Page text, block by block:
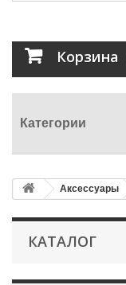
Корзина
Категории
Аксессуары
КАТАЛОГ